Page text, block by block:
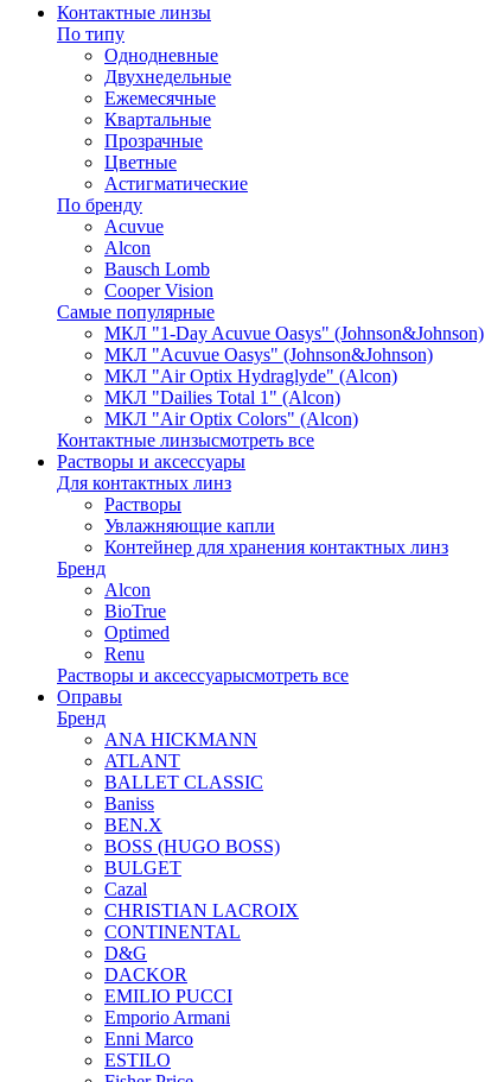
Контактные линзы
По типу
Однодневные
Двухнедельные
Ежемесячные
Квартальные
Прозрачные
Цветные
Астигматические
По бренду
Acuvue
Alcon
Bausch Lomb
Cooper Vision
Самые популярные
МКЛ "1-Day Acuvue Oasys" (Johnson&Johnson)
МКЛ "Acuvue Oasys" (Johnson&Johnson)
МКЛ "Air Optix Hydraglyde" (Alcon)
МКЛ "Dailies Total 1" (Alcon)
МКЛ "Air Optix Colors" (Alcon)
Контактные линзысмотреть все
Растворы и аксессуары
Для контактных линз
Растворы
Увлажняющие капли
Контейнер для хранения контактных линз
Бренд
Alcon
BioTrue
Optimed
Renu
Растворы и аксессуарысмотреть все
Оправы
Бренд
ANA HICKMANN
ATLANT
BALLET CLASSIC
Baniss
BEN.X
BOSS (HUGO BOSS)
BULGET
Cazal
CHRISTIAN LACROIX
CONTINENTAL
D&G
DACKOR
EMILIO PUCCI
Emporio Armani
Enni Marco
ESTILO